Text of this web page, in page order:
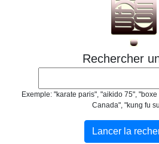
Rechercher
Exemple: "karate paris", "aikido 75",
Canada", "kung fu